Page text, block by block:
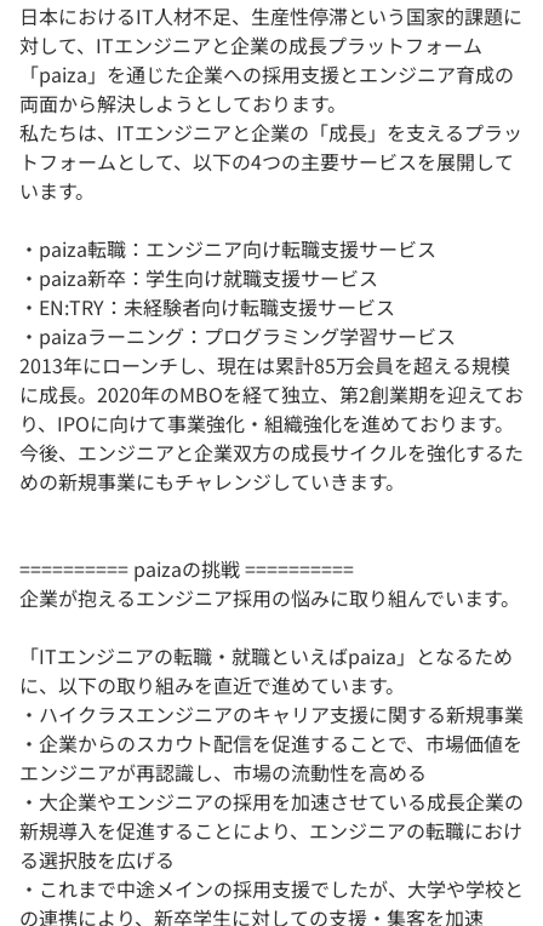
日本におけるIT人材不足、生産性停滞という国家的課題に
対して、ITエンジニアと企業の成長プラットフォーム
「paiza」を通じた企業への採用支援とエンジニア育成の
両面から解決しようとしております。
私たちは、ITエンジニアと企業の「成長」を支えるプラッ
トフォームとして、以下の4つの主要サービスを展開して
います。
・paiza転職：エンジニア向け転職支援サービス
・paiza新卒：学生向け就職支援サービス
・EN:TRY：未経験者向け転職支援サービス
・paizaラーニング：プログラミング学習サービス
2013年にローンチし、現在は累計85万会員を超える規模
に成長。2020年のMBOを経て独立、第2創業期を迎えてお
り、IPOに向けて事業強化・組織強化を進めております。
今後、エンジニアと企業双方の成長サイクルを強化するた
めの新規事業にもチャレンジしていきます。
========== paizaの挑戦 ==========
企業が抱えるエンジニア採用の悩みに取り組んでいます。
「ITエンジニアの転職・就職といえばpaiza」となるため
に、以下の取り組みを直近で進めています。
・ハイクラスエンジニアのキャリア支援に関する新規事業
・企業からのスカウト配信を促進することで、市場価値を
エンジニアが再認識し、市場の流動性を高める
・大企業やエンジニアの採用を加速させている成長企業の
新規導入を促進することにより、エンジニアの転職におけ
る選択肢を広げる
・これまで中途メインの採用支援でしたが、大学や学校と
の連携により、新卒学生に対しての支援・集客を加速